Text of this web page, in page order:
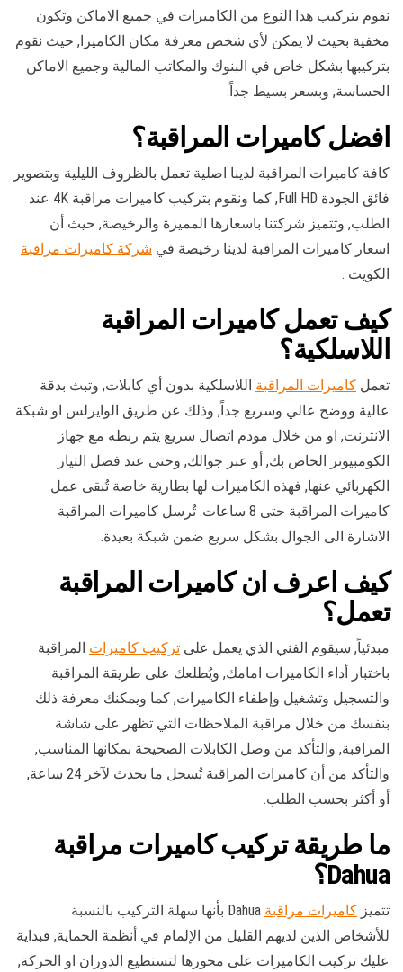
نقوم بتركيب هذا النوع من الكاميرات في جميع الاماكن وتكون
مخفية بحيث لا يمكن لأي شخص معرفة مكان الكاميرا, حيث نقوم
بتركيبها بشكل خاص في البنوك والمكاتب المالية وجميع الاماكن
الحساسة, وبسعر بسيط جداً.
افضل كاميرات المراقبة؟
كافة كاميرات المراقبة لدينا اصلية تعمل بالظروف الليلية وبتصوير
فائق الجودة Full HD, كما ونقوم بتركيب كاميرات مراقبة 4K عند
الطلب, وتتميز شركتنا باسعارها المميزة والرخيصة, حيث أن
اسعار كاميرات المراقبة لدينا رخيصة في شركة كاميرات مراقبة
الكويت .
كيف تعمل كاميرات المراقبة
اللاسلكية؟
تعمل كاميرات المراقبة اللاسلكية بدون أي كابلات, وتبث بدقة
عالية ووضح عالي وسريع جداً, وذلك عن طريق الوايرلس او شبكة
الانترنت, او من خلال مودم اتصال سريع يتم ربطه مع جهاز
الكومبيوتر الخاص بك, أو عبر جوالك, وحتى عند فصل التيار
الكهربائي عنها, فهذه الكاميرات لها بطارية خاصة تُبقى عمل
كاميرات المراقبة حتى 8 ساعات. تُرسل كاميرات المراقبة
الاشارة الى الجوال بشكل سريع ضمن شبكة بعيدة.
كيف اعرف ان كاميرات المراقبة
تعمل؟
مبدئياً, سيقوم الفني الذي يعمل على تركيب كاميرات المراقبة
باختبار أداء الكاميرات امامك, ويُطلعك على طريقة المراقبة
والتسجيل وتشغيل وإطفاء الكاميرات, كما ويمكنك معرفة ذلك
بنفسك من خلال مراقبة الملاحظات التي تظهر على شاشة
المراقبة, والتأكد من وصل الكابلات الصحيحة بمكانها المناسب,
والتأكد من أن كاميرات المراقبة تُسجل ما يحدث لآخر 24 ساعة,
أو أكثر بحسب الطلب.
ما طريقة تركيب كاميرات مراقبة
Dahua؟
تتميز كاميرات مراقبة
Dahua بأنها سهلة التركيب بالنسبة
للأشخاص الذين لديهم القليل من الإلمام في أنظمة الحماية, فبداية
عليك تركيب الكاميرات على محورها لتستطيع الدوران او الحركة,